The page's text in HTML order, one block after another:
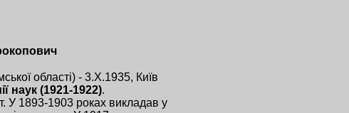
області) - 3.Х.1935, Київ
наук (1921-1922).
У 1893-1903 роках викладав у